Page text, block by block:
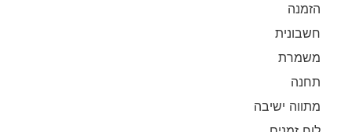
הזמנה
חשבונית
משמרת
תחנה
מתווה ישיבה